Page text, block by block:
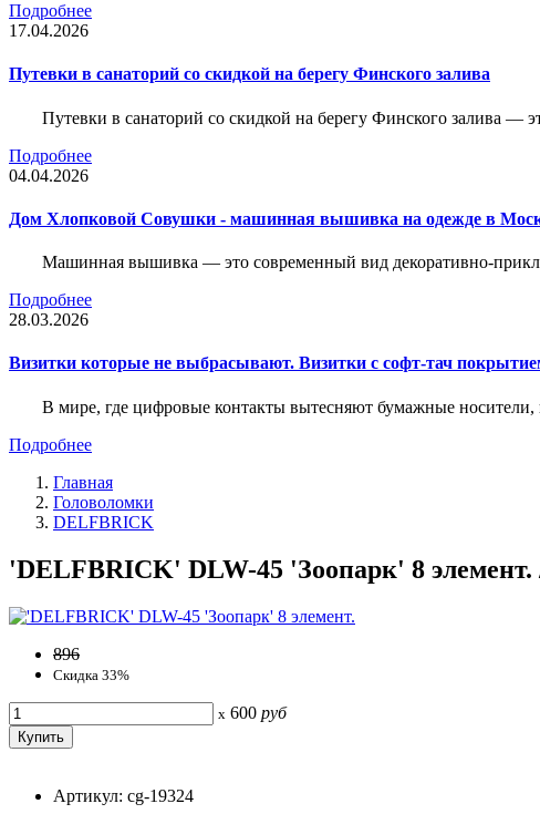
Подробнее
17.04.2026
Путевки в санаторий со скидкой на берегу Финского залива
Путевки в санаторий со скидкой на берегу Финского залива —
Подробнее
04.04.2026
Дом Хлопковой Совушки - машинная вышивка на одежде в
Машинная вышивка — это современный вид декоративно-
Подробнее
28.03.2026
Визитки которые не выбрасывают. Визитки с софт-тач
В мире, где цифровые контакты вытесняют бумажные
Подробнее
Главная
Головоломки
DELFBRICK
'DELFBRICK' DLW-45 'Зоопарк' 8 элемент.
896
Скидка 33%
x 600 руб
Артикул: cg-19324